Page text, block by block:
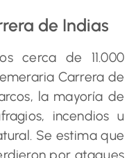
de Indias
cerca de 11.000
Carrera de
la mayoría de
incendios u
Se estima que